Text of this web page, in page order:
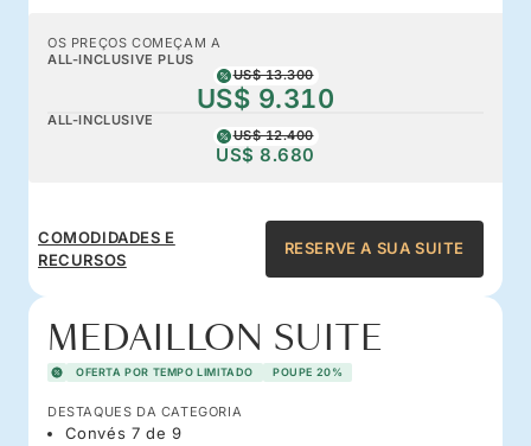
OS PREÇOS COMEÇAM A
ALL-INCLUSIVE PLUS
US$ 13.300
US$ 9.310
ALL-INCLUSIVE
US$ 12.400
US$ 8.680
COMODIDADES E
RECURSOS
RESERVE A SUA SUITE
MEDAILLON SUITE
OFERTA POR TEMPO LIMITADO POUPE 20%
DESTAQUES DA CATEGORIA
Convés 7 de 9